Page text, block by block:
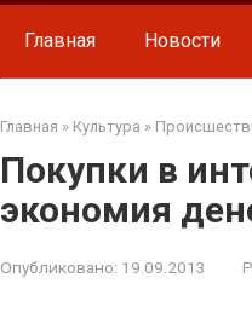
Главная Новости
Главная » Культура »
Покупки в
экономия
Опубликовано: 19.09.2013